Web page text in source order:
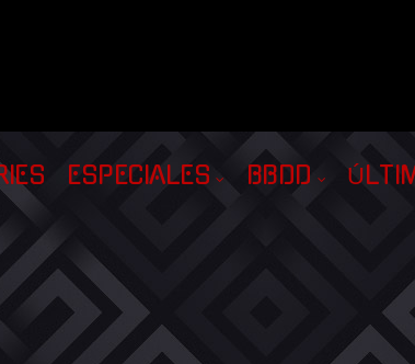
ESPECIALES BBDD